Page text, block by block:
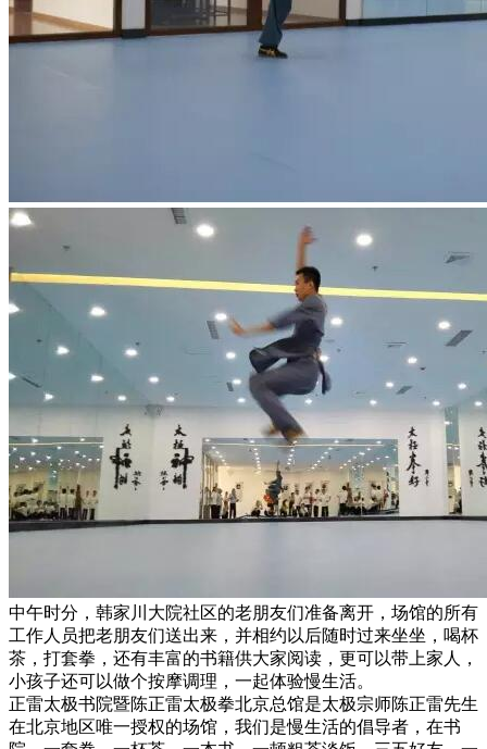
中午时分，韩家川大院社区的老朋友们准备离开，场馆的所有
工作人员把老朋友们送出来，并相约以后随时过来坐坐，喝杯
茶，打套拳，还有丰富的书籍供大家阅读，更可以带上家人，
小孩子还可以做个按摩调理，一起体验慢生活。
正雷太极书院暨陈正雷太极拳北京总馆是太极宗师陈正雷先生
在北京地区唯一授权的场馆，我们是慢生活的倡导者，在书